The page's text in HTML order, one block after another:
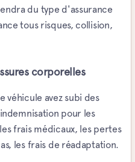
du type d'assurance
tous risques, collision,
corporelles
véhicule avez subi des
pour les
frais médicaux, les pertes
les frais de réadaptation.